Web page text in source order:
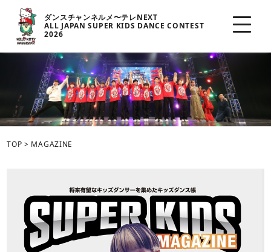
ダンスチャンネルメ〜テレNEXT
ALL JAPAN SUPER KIDS DANCE CONTEST
2026
TOP > MAGAZINE